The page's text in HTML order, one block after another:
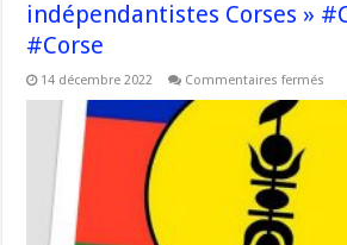
indépendantistes Corses »
#Corse
14 décembre 2022 Commentaires fermés